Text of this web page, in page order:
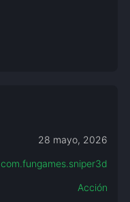
28 mayo, 2026
com.fungames.sniper3d
Acción